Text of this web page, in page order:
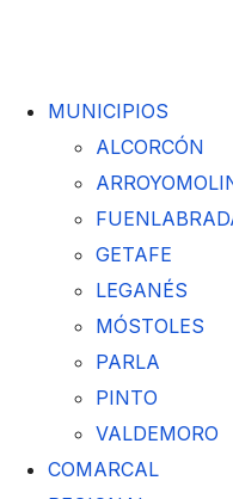
MUNICIPIOS
ALCORCÓN
GETAFE
LEGANÉS
MÓSTOLES
PARLA
PINTO
VALDEMORO
COMARCAL